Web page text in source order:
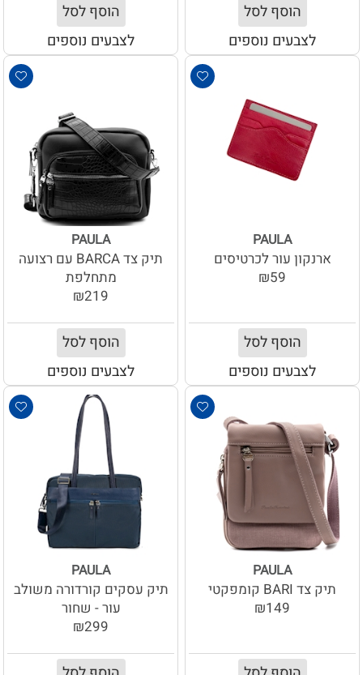
הוסף לסל
לצבעים נוספים
הוסף לסל
לצבעים נוספים
PAULA
ארנקון עור לכרטיסים
₪59
הוסף לסל
לצבעים נוספים
PAULA
תיק צד BARCA עם רצועה
מתחלפת
₪219
הוסף לסל
לצבעים נוספים
PAULA
תיק צד BARI קומפקטי
₪149
PAULA
תיק עסקים קורדורה משולב
עור - שחור
₪299